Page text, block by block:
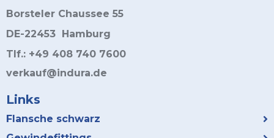
Borsteler Chaussee 55
DE-22453 Hamburg
Tlf.: +49 408 740 7600
verkauf@indura.de
Links
Flansche schwarz